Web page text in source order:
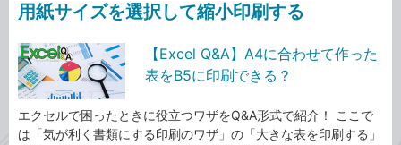
用紙サイズを選択して縮小印刷する
【Excel Q&A】A4に合わせて作った
表をB5に印刷できる？
エクセルで困ったときに役立つワザをQ&A形式で紹介！ ここで
は「気が利く書類にする印刷のワザ」の「大きな表を印刷する」